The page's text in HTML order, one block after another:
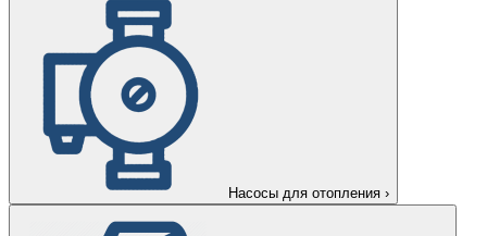
Насосы для отопления ›